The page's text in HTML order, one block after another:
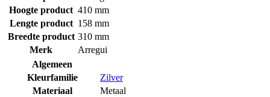
Hoogte product 410 mm
Lengte product 158 mm
Breedte product 310 mm
Merk
Arregui
Algemeen
Kleurfamilie
Zilver
Materiaal
Metaal